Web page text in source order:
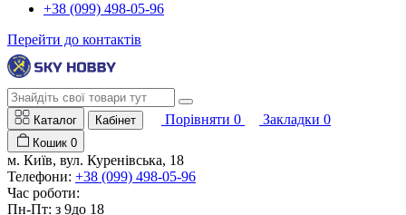
+38 (099) 498-05-96
Перейти до контактів
Каталог Кабінет Порівняти 0 Закладки 0
Кошик 0
м. Київ, вул. Куренівська, 18
Телефони: +38 (099) 498-05-96
Час роботи:
Пн-Пт: з 9до 18